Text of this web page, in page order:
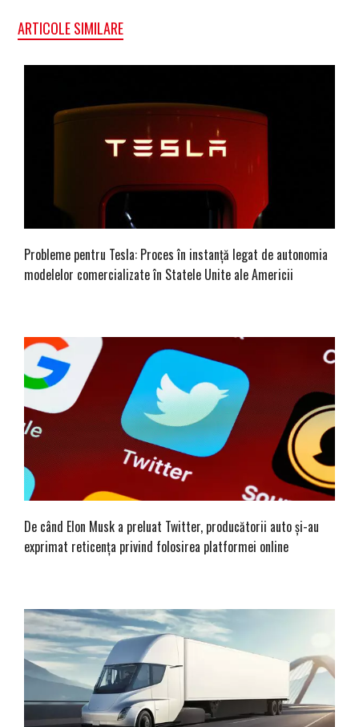
ARTICOLE SIMILARE
Probleme pentru Tesla: Proces în instanță legat de autonomia
modelelor comercializate în Statele Unite ale Americii
De când Elon Musk a preluat Twitter, producătorii auto și-au
exprimat reticența privind folosirea platformei online